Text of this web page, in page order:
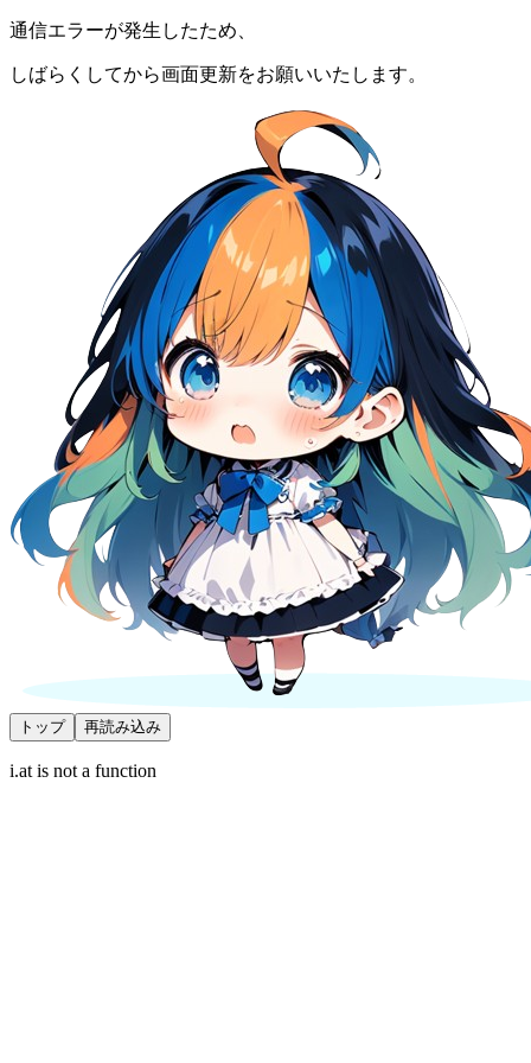
通信エラーが発生したため、
しばらくしてから画面更新をお願いいたします。
トップ 再読み込み
i.at is not a function